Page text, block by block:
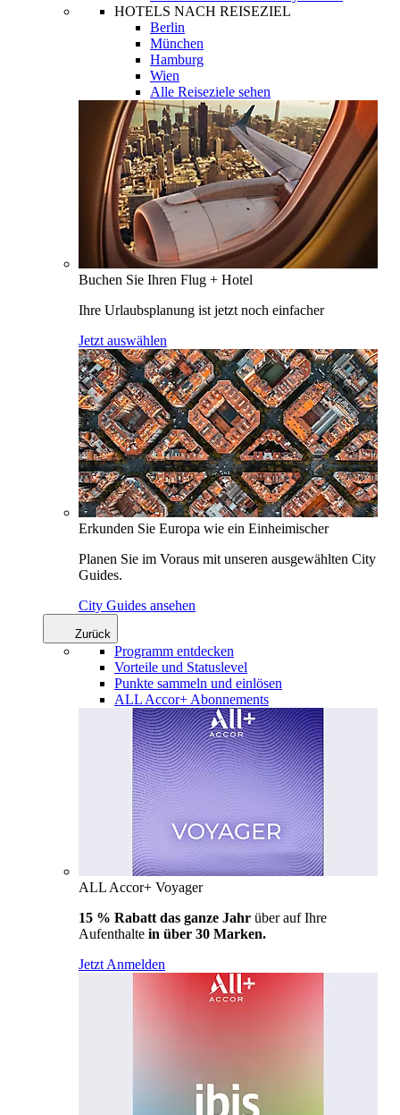
HOTELS NACH REISEZIEL
Berlin
München
Hamburg
Wien
Alle Reiseziele sehen
Buchen Sie Ihren Flug + Hotel
Ihre Urlaubsplanung ist jetzt noch einfacher
Jetzt auswählen
Erkunden Sie Europa wie ein Einheimischer
Planen Sie im Voraus mit unseren ausgewählten City
Guides.
City Guides ansehen
Zurück
Programm entdecken
Vorteile und Statuslevel
Punkte sammeln und einlösen
ALL Accor+ Abonnements
ALL Accor+ Voyager
15 % Rabatt das ganze Jahr über auf Ihre
Aufenthalte in über 30 Marken.
Jetzt Anmelden